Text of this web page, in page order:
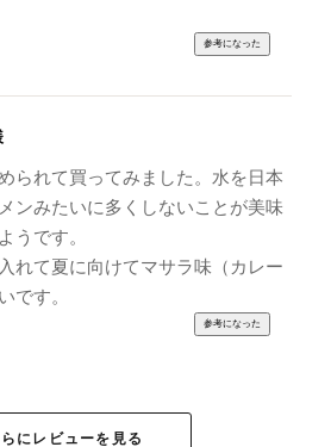
られて買ってみました。水を日本
ンみたいに多くしないことが美味
うです。
れて夏に向けてマサラ味（カレー
です。
にレビューを見る